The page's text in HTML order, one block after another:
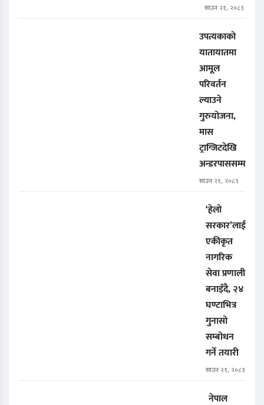
साउन २१, २०८३
उपत्यकाको
यातायातमा
आमूल
परिवर्तन
ल्याउने
गुरुयोजना,
मास
ट्रान्जिटदेखि
अन्डरपाससम्म
साउन २१, २०८३
‘हेलो
सरकार’लाई
एकीकृत
नागरिक
सेवा प्रणाली
बनाइँदै, २४
घण्टाभित्र
गुनासो
सम्बोधन
गर्ने तयारी
साउन २१, २०८३
नेपाल